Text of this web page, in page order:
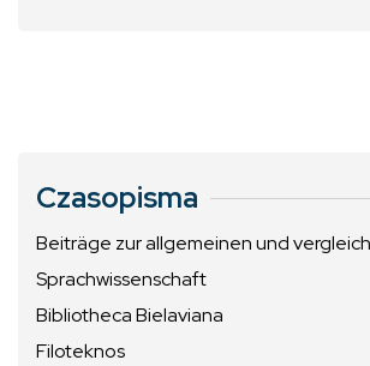
Czasopisma
Beiträge zur allgemeinen und
Sprachwissenschaft
Bibliotheca Bielaviana
Filoteknos